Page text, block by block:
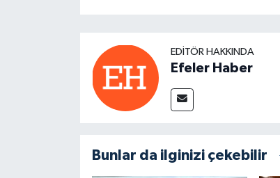
EDITÖR HAKKINDA
Efeler Haber
Bunlar da ilginizi çekebilir